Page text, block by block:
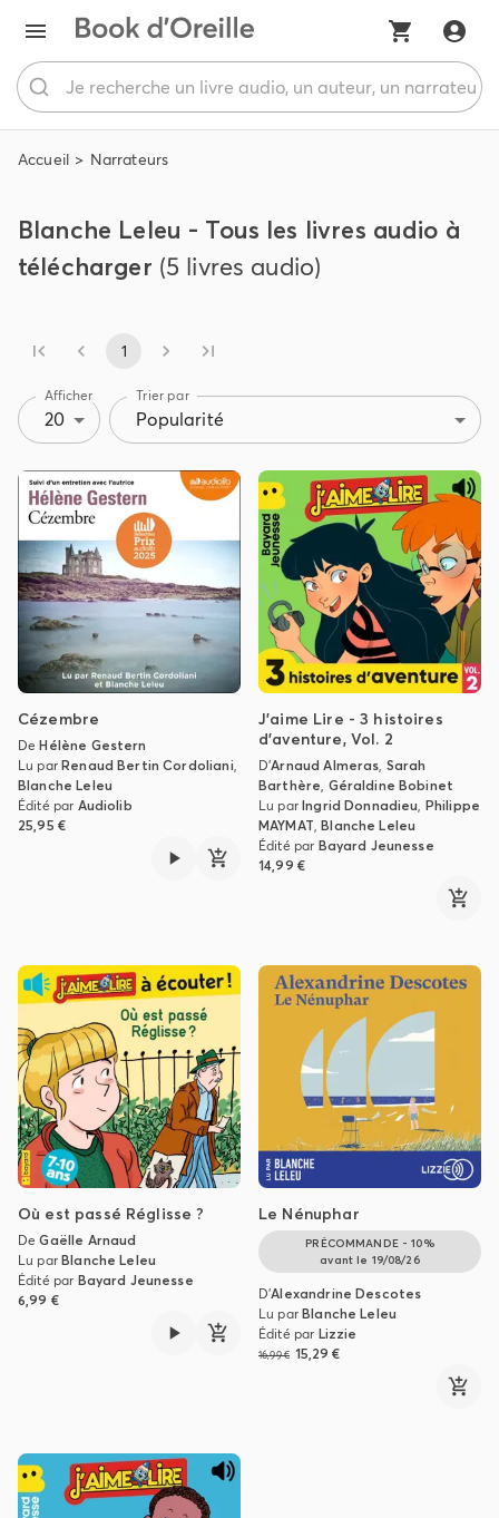
Accueil Narrateurs
Blanche Leleu - Tous les livres audio à
télécharger (5 livres audio)
1
Afficher
20
Trier par
Popularité
Cézembre
DeHélène Gestern
Lu parRenaud Bertin Cordoliani,
Blanche Leleu
Édité par Audiolib
25,95 €
J'aime Lire - 3 histoires
d'aventure, Vol. 2
D'Arnaud Almeras, Sarah
Barthère, Géraldine Bobinet
Lu parIngrid Donnadieu, Philippe
MAYMAT,Blanche Leleu
Édité par Bayard Jeunesse
14,99 €
Où est passé Réglisse ?
DeGaëlle Arnaud
Lu parBlanche Leleu
Édité par Bayard Jeunesse
6,99 €
Le Nénuphar
PRÉCOMMANDE - 10%
avant le 19/08/26
D'Alexandrine Descotes
Lu parBlanche Leleu
Édité par Lizzie
16,99 € 15,29 €